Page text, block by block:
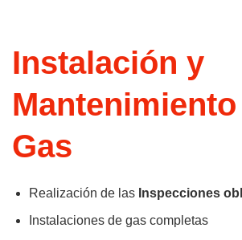
Instalación y
Gas
Realización de las Inspecciones
Instalaciones de gas completas